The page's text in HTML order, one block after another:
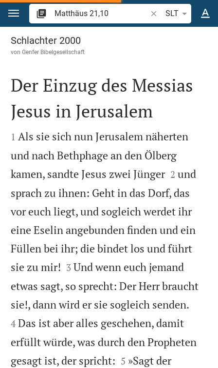
Zum Inhalt springen
Bibelstelle oder
SLT
Matthäus 21
Schlachter 2000
vonGenfer Bibelgesellschaft

Der Einzug des Messias
Jesus in Jerusalem

1 Als sie sich nun Jerusalem näherten
und nach Bethphage an den Ölberg
kamen, sandte Jesus zwei Jünger
2 und
sprach zu ihnen: Geht in das Dorf, das
vor euch liegt, und sogleich werdet ihr
eine Eselin angebunden finden und ein
Füllen bei ihr; die bindet los und führt
sie zu mir! 

3 Und wenn euch jemand
etwas sagt, so sprecht: Der Herr braucht
sie!, dann wird er sie sogleich senden.
4 Das ist aber alles geschehen, damit
erfüllt würde, was durch den Propheten
gesagt ist, der spricht: 

5 »Sagt der